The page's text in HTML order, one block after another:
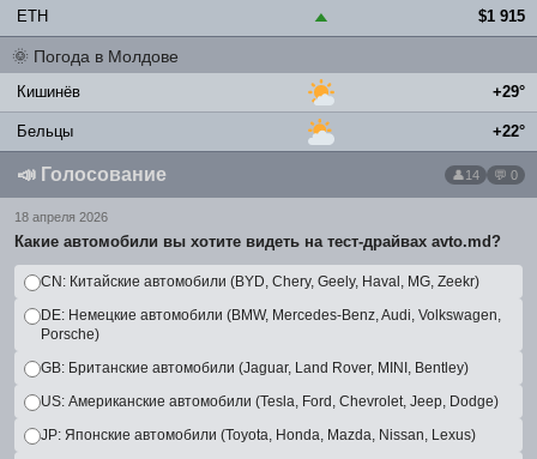
ETH ▲ $1 915
🌞 Погода в Молдове
Кишинёв +29°
Бельцы +22°
📣 Голосование 14 💬 0
18 апреля 2026
Какие автомобили вы хотите видеть на тест-драйвах avto.md?
CN: Китайские автомобили (BYD, Chery, Geely, Haval, MG, Zeekr)
DE: Немецкие автомобили (BMW, Mercedes-Benz, Audi, Volkswagen,
Porsche)
GB: Британские автомобили (Jaguar, Land Rover, MINI, Bentley)
US: Американские автомобили (Tesla, Ford, Chevrolet, Jeep, Dodge)
JP: Японские автомобили (Toyota, Honda, Mazda, Nissan, Lexus)